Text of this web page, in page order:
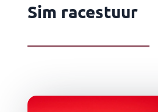
Sim racestuur